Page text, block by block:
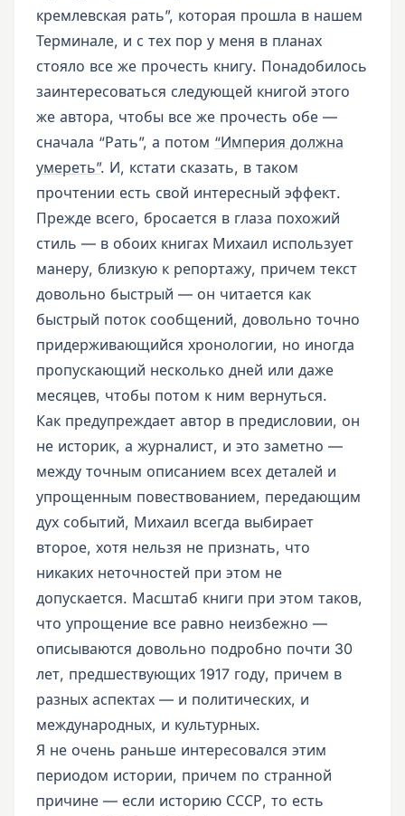
кремлевская рать”, которая прошла в нашем
Терминале, и с тех пор у меня в планах
стояло все же прочесть книгу. Понадобилось
заинтересоваться следующей книгой этого
же автора, чтобы все же прочесть обе —
сначала “Рать”, а потом “Империя должна
умереть”. И, кстати сказать, в таком
прочтении есть свой интересный эффект.
Прежде всего, бросается в глаза похожий
стиль — в обоих книгах Михаил использует
манеру, близкую к репортажу, причем текст
довольно быстрый — он читается как
быстрый поток сообщений, довольно точно
придерживающийся хронологии, но иногда
пропускающий несколько дней или даже
месяцев, чтобы потом к ним вернуться.
Как предупреждает автор в предисловии, он
не историк, а журналист, и это заметно —
между точным описанием всех деталей и
упрощенным повествованием, передающим
дух событий, Михаил всегда выбирает
второе, хотя нельзя не признать, что
никаких неточностей при этом не
допускается. Масштаб книги при этом таков,
что упрощение все равно неизбежно —
описываются довольно подробно почти 30
лет, предшествующих 1917 году, причем в
разных аспектах — и политических, и
международных, и культурных.
Я не очень раньше интересовался этим
периодом истории, причем по странной
причине — если историю СССР, то есть